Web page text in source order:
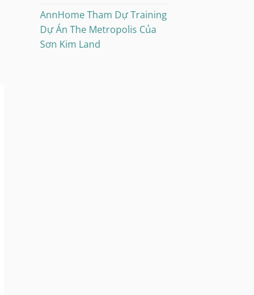
AnnHome Tham Dự Training
Dự Án The Metropolis Của
Sơn Kim Land